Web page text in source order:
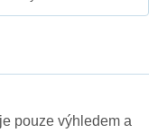
pouze výhledem a